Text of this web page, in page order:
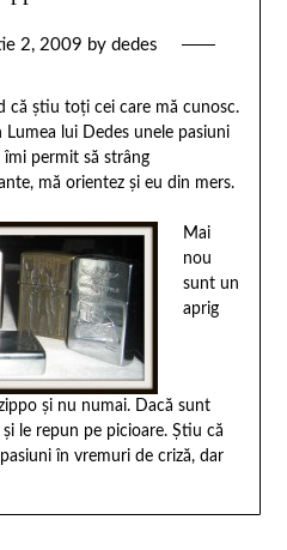
2, 2009 by dedes
că ştiu toţi cei care mă cunosc.
lui Dedes unele pasiuni
îmi permit să strâng
mă orientez şi eu din mers.
Mai
nou
sunt un
aprig
şi nu numai. Dacă sunt
le repun pe picioare. Ştiu că
în vremuri de criză, dar